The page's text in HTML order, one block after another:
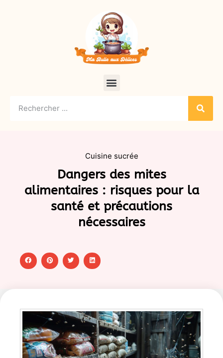
Cuisine sucrée
Dangers des mites
alimentaires : risques pour la
santé et précautions
nécessaires